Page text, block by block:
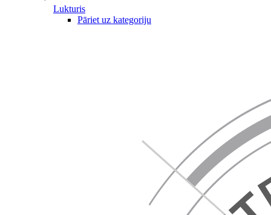
Lukturis
Pāriet uz kategoriju